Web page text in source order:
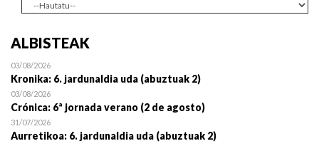
ALBISTEAK
03/08/2026
Kronika: 6. jardunaldia uda (abuztuak 2)
03/08/2026
Crónica: 6ª jornada verano (2 de agosto)
31/07/2026
Aurretikoa: 6. jardunaldia uda (abuztuak 2)